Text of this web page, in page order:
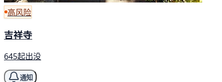
高风险
吉祥寺
645起出没
通知